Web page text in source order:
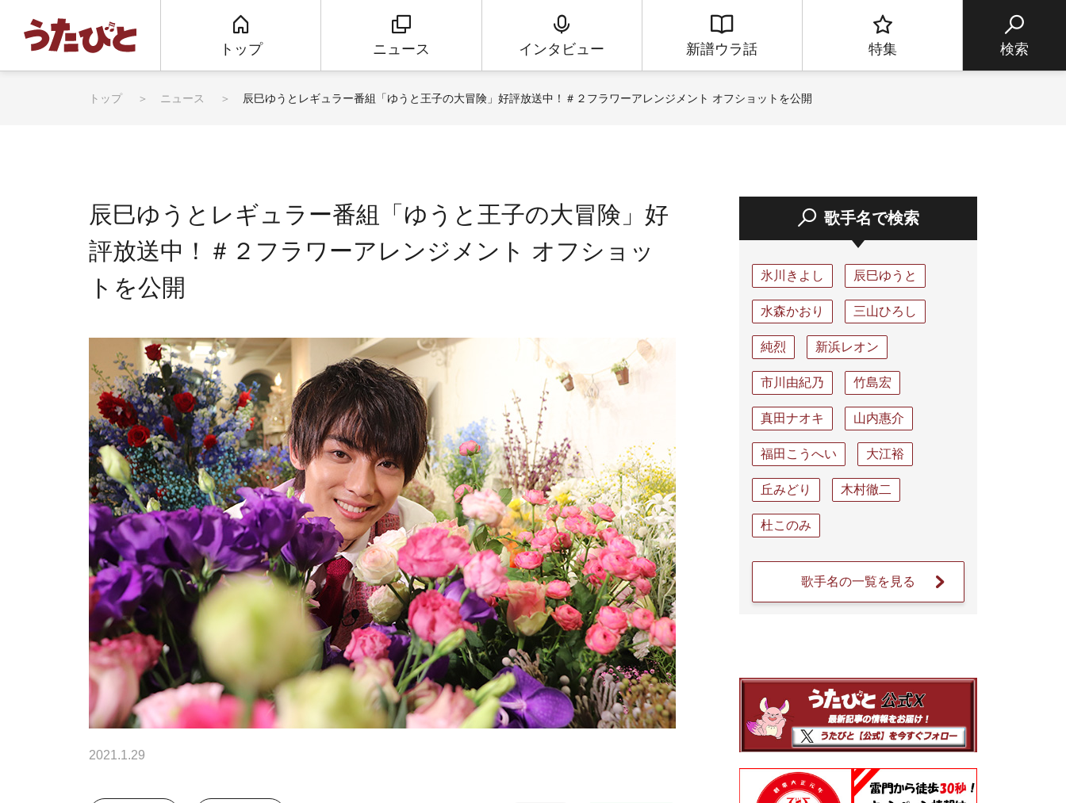
トップ ニュース インタビュー 新譜ウラ話 特集 検索
トップ ニュース 辰巳ゆうとレギュラー番組「ゆうと王子の大冒険」好評放送中！＃２フラワーアレンジメント オフショットを公開
辰巳ゆうとレギュラー番組「ゆうと王子の大冒険」好
評放送中！＃２フラワーアレンジメント オフショッ
トを公開
2021.1.29
歌手名で検索
氷川きよし 辰巳ゆうと
水森かおり 三山ひろし
純烈 新浜レオン
市川由紀乃 竹島宏
真田ナオキ 山内惠介
福田こうへい 大江裕
丘みどり 木村徹二
杜このみ
歌手名の一覧を見る